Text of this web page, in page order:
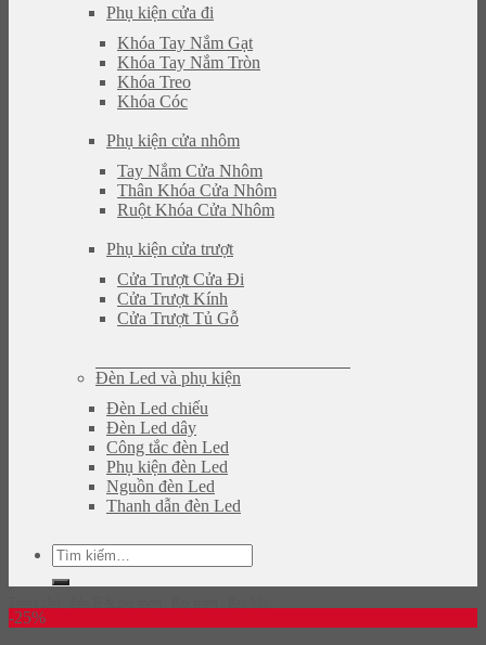
Phụ kiện cửa đi
Khóa Tay Nắm Gạt
Khóa Tay Nắm Tròn
Khóa Treo
Khóa Cóc
Phụ kiện cửa nhôm
Tay Nắm Cửa Nhôm
Thân Khóa Cửa Nhôm
Ruột Khóa Cửa Nhôm
Phụ kiện cửa trượt
Cửa Trượt Cửa Đi
Cửa Trượt Kính
Cửa Trượt Tủ Gỗ
Đèn Led và phụ kiện
Đèn Led chiếu
Đèn Led dây
Công tắc đèn Led
Phụ kiện đèn Led
Nguồn đèn Led
Thanh dẫn đèn Led
Tìm
kiếm:
-25%